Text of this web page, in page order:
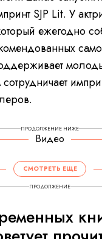
SJP Lit. У
ежегодно
ПРОДОЛЖЕНИЕ НИЖЕ
Видео
СМОТРЕТЬ ЕЩЕ
ПРОДОЛЖЕНИЕ